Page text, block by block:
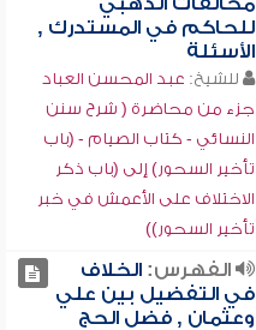
للحاكم في المستدرك ,
الأسئلة
للشيخ: عبد المحسن العباد
جزء من محاضرة ( شرح سنن
النسائي - كتاب الصيام - (باب
تأخير السحور) إلى (باب ذكر
الاختلاف على الأعمش في خبر
تأخير السحور))
الفهرس:الخلاف
في التفضيل بين علي
وعثمان , فضل الحج